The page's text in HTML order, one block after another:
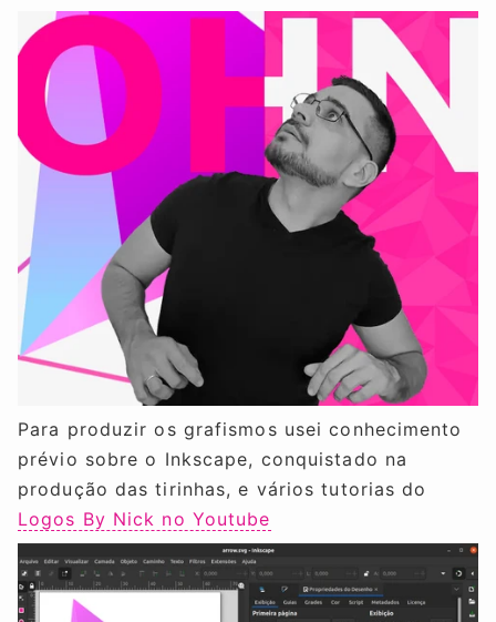
Para produzir os grafismos usei conhecimento
prévio sobre o Inkscape, conquistado na
produção das tirinhas, e vários tutorias do
Logos By Nick no Youtube